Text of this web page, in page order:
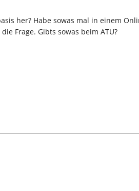
her? Habe sowas mal in einem
Frage. Gibts sowas beim ATU?